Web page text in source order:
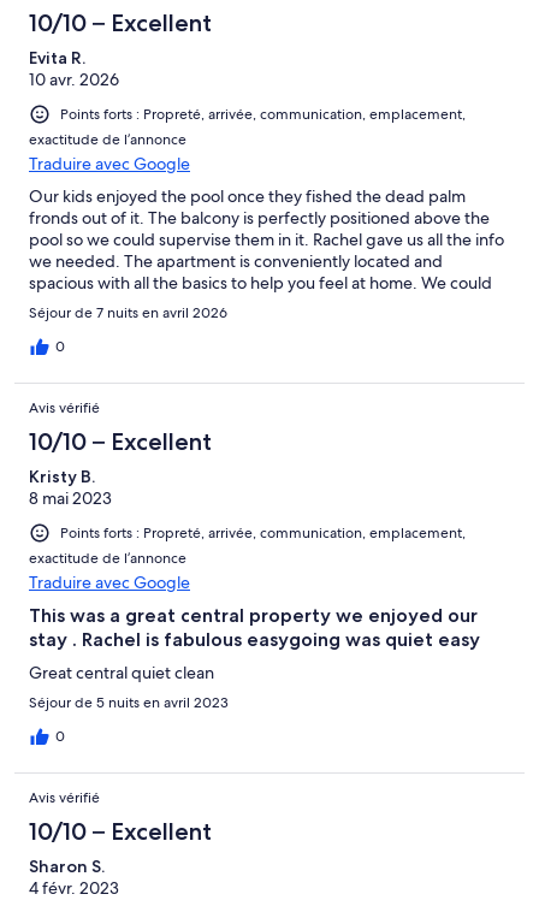
10/10 – Excellent
Evita R.
10 avr. 2026
Points forts : Propreté, arrivée, communication, emplacement,
exactitude de l’annonce
Traduire avec Google
Our kids enjoyed the pool once they fished the dead palm
fronds out of it. The balcony is perfectly positioned above the
pool so we could supervise them in it. Rachel gave us all the info
we needed. The apartment is conveniently located and
spacious with all the basics to help you feel at home. We could
have stayed longer as our one week flew by!
Séjour de 7 nuits en avril 2026
0
Avis vérifié
10/10 – Excellent
Kristy B.
8 mai 2023
Points forts : Propreté, arrivée, communication, emplacement,
exactitude de l’annonce
Traduire avec Google
This was a great central property we enjoyed our
stay . Rachel is fabulous easygoing was quiet easy
Great central quiet clean
Séjour de 5 nuits en avril 2023
0
Avis vérifié
10/10 – Excellent
Sharon S.
4 févr. 2023